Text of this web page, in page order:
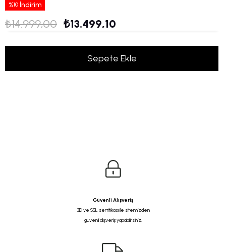
%10İndirim
₺14.999,00 ₺13.499,10
Güvenli Alışveriş
3D ve SSL sertifikası ile sitemizden
güvenli alışveriş yapabilirsiniz.